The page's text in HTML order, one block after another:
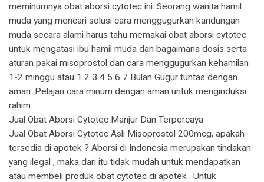
meminumnya obat aborsi cytotec ini. Seorang wanita hamil
muda yang mencari solusi cara menggugurkan kandungan
muda secara alami harus tahu memakai obat aborsi cytotec
untuk mengatasi ibu hamil muda dan bagaimana dosis serta
aturan pakai misoprostol dan cara menggugurkan kehamilan
1-2 minggu atau 1 2 3 4 5 6 7 Bulan Gugur tuntas dengan
aman. Pelajari cara minum dengan aman untuk menginduksi
rahim.
Jual Obat Aborsi Cytotec Manjur Dan Terpercaya
Jual Obat Aborsi Cytotec Asli Misoprostol 200mcg, apakah
tersedia di apotek ? Aborsi di Indonesia merupakan tindakan
yang ilegal , maka dari itu tidak mudah untuk mendapatkan
atau membeli produk obat cytotec di apotek . Untuk